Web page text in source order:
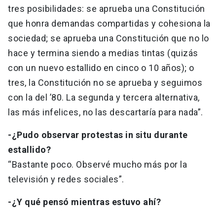
tres posibilidades: se aprueba una Constitución
que honra demandas compartidas y cohesiona la
sociedad; se aprueba una Constitución que no lo
hace y termina siendo a medias tintas (quizás
con un nuevo estallido en cinco o 10 años); o
tres, la Constitución no se aprueba y seguimos
con la del ’80. La segunda y tercera alternativa,
las más infelices, no las descartaría para nada”.
-¿Pudo observar protestas in situ durante
estallido?
“Bastante poco. Observé mucho más por la
televisión y redes sociales”.
-¿Y qué pensó mientras estuvo ahí?